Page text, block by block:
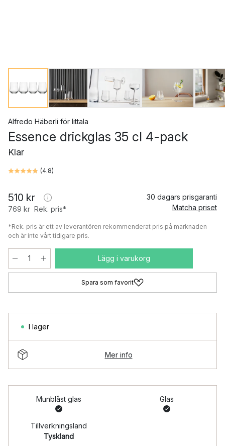
Alfredo Häberli för Iittala
Essence drickglas 35 cl 4-pack
Klar
(4.8)
510 kr
769 kr Rek. pris*
30 dagars prisgaranti
Matcha priset
*Rek. pris är ett av leverantören rekommenderat pris på marknaden
och är inte vårt tidigare pris.
Lägg i varukorg
Spara som favorit
I lager
Mer info
Munblåst glas Glas
Tillverkningsland
Tyskland